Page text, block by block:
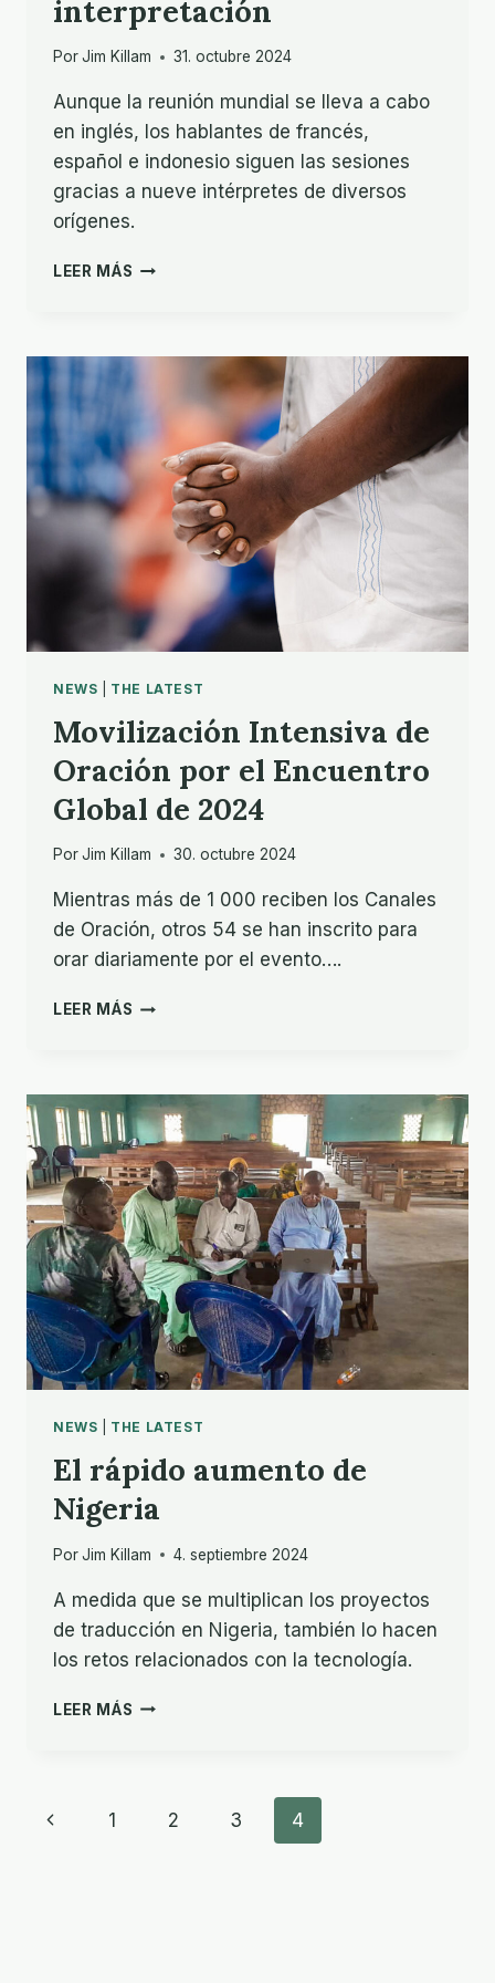
interpretación
PorJim Killam 31. octubre 2024
Aunque la reunión mundial se lleva a cabo
en inglés, los hablantes de francés,
español e indonesio siguen las sesiones
gracias a nueve intérpretes de diversos
orígenes.
LEER MÁS VOCES
DE
INTERPRETACIÓN
NEWS THE LATEST
Movilización Intensiva de
Oración por el Encuentro
Global de 2024
PorJim Killam 30. octubre 2024
Mientras más de 1 000 reciben los Canales
de Oración, otros 54 se han inscrito para
orar diariamente por el evento….
LEER MÁS MOVILIZACIÓN
POR
EL
ENCUENTRO
GLOBAL
DE
2024
NEWS THE LATEST
El rápido aumento de
Nigeria
PorJim Killam 4. septiembre 2024
A medida que se multiplican los proyectos
de traducción en Nigeria, también lo hacen
los retos relacionados con la tecnología.
LEER MÁS EL
Navegación
Previous
1 2 3 4